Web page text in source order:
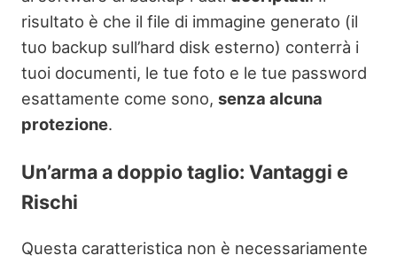
risultato è che il file di immagine generato (il
tuo backup sull’hard disk esterno) conterrà i
tuoi documenti, le tue foto e le tue password
esattamente come sono, senza alcuna
protezione.
Un’arma a doppio taglio: Vantaggi e
Rischi
Questa caratteristica non è necessariamente